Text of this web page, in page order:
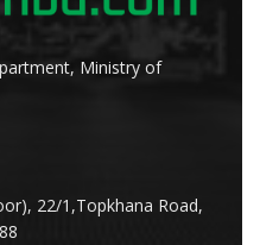
Ministry of
22/1,Topkhana Road,